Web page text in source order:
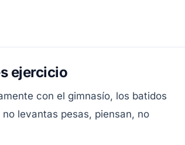
ejercicio
con el gimnasío, los batidos
levantas pesas, piensan, no